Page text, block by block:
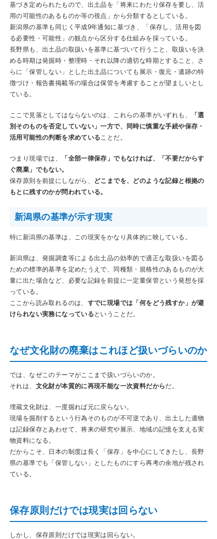
基づき定められたもので、出土品を「将来にわたり保存を要し、活
用の可能性のあるものか等の視点」から分類するとしている。
新潟県の基準も同じく平成9年通知に基づき、「保存し、活用を図
る必要性・可能性」の観点から区分する仕組みを採っている。
長野県も、出土品の取扱いを基準に基づいて行うこと、取扱いを決
める時期は発掘時・整理時・それ以降の適切な時期とすること、さ
らに「保管しない」とした出土品についても展示・復元・遺跡の特
徴づけ・報告書掲載等の場合は保管を考慮することが望ましいとし
ている。
ここで見落としてはならないのは、これらの基準がいずれも、
「選
別そのものを否定していない」一方で、同時に慎重な手続や保存・
活用可能性の判断を求めている ことだ。
つまり現場では、
「全部一律保存」でもなければ、「不要だからす
ぐ廃棄」でもない。
保存原則を前提にしながら、
どこまでを、どのような記録と根拠の
もとに残すのかが問われている。
新潟県の基準が示す現実
特に新潟県の基準は、この現実をかなり具体的に映している。
新潟県は、発掘調査等による出土品の効率的で適正な取扱いを図る
ための標準的基準を定めたうえで、同種類・規格性のあるものが大
量に出た場合など、必要な記録を前提に一定量保管という発想を採
っている。
ここから読み取れるのは、 すでに現場では「何をどう残すか」が避
けられない実務になっている ということだ。
なぜ文化財の廃棄はこれほど扱いづらいのか
では、なぜこのテーマがここまで扱いづらいのか。
それは、 文化財が本質的に再現不能な一次資料だからだ。
埋蔵文化財は、一度掘れば元に戻らない。
現場を掘削するという行為そのものが不可逆であり、出土した遺物
は記録保存とあわせて、将来の研究や展示、地域の記憶を支える実
物資料になる。
だからこそ、日本の制度は長く「保存」を中心にしてきたし、長野
県の基準でも「保管しない」としたものにすら再考の余地が残され
ている。
保存原則だけでは現実は回らない
しかし、保存原則だけでは現実は回らない。